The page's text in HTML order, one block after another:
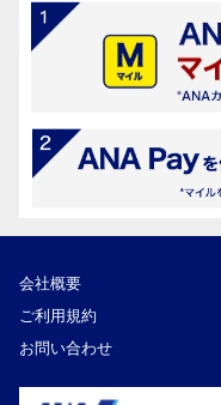
会社概要
ご利用規約
お問い合わせ